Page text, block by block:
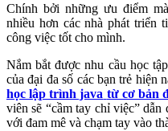
Chính bởi những ưu điểm
nhiều hơn các nhà phát triển
công việc tốt cho mình.
Nắm bắt được nhu cầu học
của đại đa số các bạn trẻ hiện
học lập trình java từ cơ bản
viên sẽ “cầm tay chỉ việc”
với đam mê và chạm tay vào